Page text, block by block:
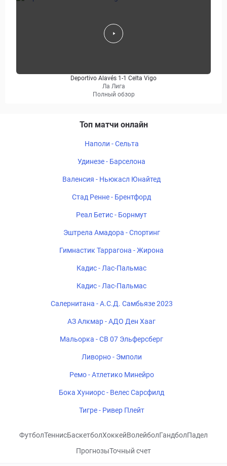
Deportivo Alavés 1-1 Celta Vigo
Ла Лига
Полный обзор
Топ матчи онлайн
Наполи - Сельта
Удинезе - Барселона
Валенсия - Ньюкасл Юнайтед
Стад Ренне - Брентфорд
Реал Бетис - Борнмут
Эштрела Амадора - Спортинг
Гимнастик Таррагона - Жирона
Кадис - Лас-Пальмас
Кадис - Лас-Пальмас
Салернитана - А.С.Д. Самбьязе 2023
АЗ Алкмар - АДО Ден Хааг
Мальорка - СВ 07 Эльферсберг
Ливорно - Эмполи
Ремо - Атлетико Минейро
Бока Хуниорс - Велес Сарсфилд
Тигре - Ривер Плейт
ФутболТеннисБаскетболХоккейВолейболГандболПадел
ПрогнозыТочный счет